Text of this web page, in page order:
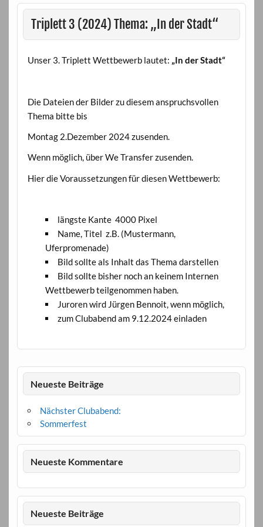
Triplett 3 (2024) Thema: „In der Stadt“
Unser 3. Triplett Wettbewerb lautet: „In der Stadt“
Die Dateien der Bilder zu diesem anspruchsvollen
Thema bitte bis
Montag 2.Dezember 2024 zusenden.
Wenn möglich, über We Transfer zusenden.
Hier die Voraussetzungen für diesen Wettbewerb:
längste Kante 4000 Pixel
Name, Titel z.B. (Mustermann,
Uferpromenade)
Bild sollte als Inhalt das Thema darstellen
Bild sollte bisher noch an keinem Internen
Wettbewerb teilgenommen haben.
Juroren wird Jürgen Bennoit, wenn möglich,
zum Clubabend am 9.12.2024 einladen
Neueste Beiträge
Nächster Clubabend:
Sommerfest
Neueste Kommentare
Neueste Beiträge